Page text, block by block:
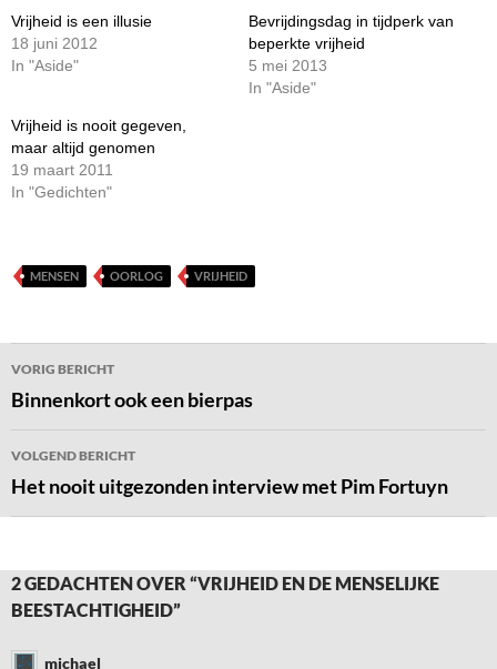
Vrijheid is een illusie
18 juni 2012
In "Aside"
Bevrijdingsdag in tijdperk van
beperkte vrijheid
5 mei 2013
In "Aside"
Vrijheid is nooit gegeven,
maar altijd genomen
19 maart 2011
In "Gedichten"
MENSEN OORLOG VRIJHEID
Bericht
navigatie
VORIG BERICHT
Binnenkort ook een bierpas
VOLGEND BERICHT
Het nooit uitgezonden interview met Pim Fortuyn
2 GEDACHTEN OVER “VRIJHEID EN DE MENSELIJKE
BEESTACHTIGHEID”
michael